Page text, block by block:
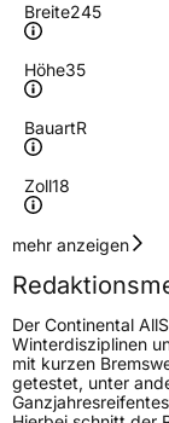
Breite245
Höhe35
BauartR
Zoll18
Lastindex92
Höchstlast630 kg
mehr anzeigen
Der Continental
Winterdisziplinen
mit kurzen
getestet, unter